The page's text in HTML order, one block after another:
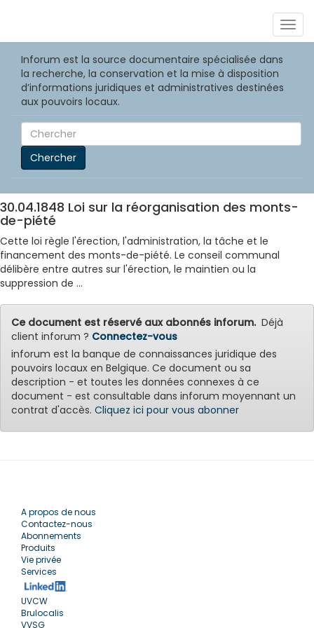
Inforum est la source documentaire spécialisée dans
la recherche, la conservation et la mise à disposition
d’informations juridiques et administratives destinées
aux pouvoirs locaux.
Chercher
30.04.1848 Loi sur la réorganisation des monts-
de-piété
Cette loi règle l'érection, l'administration, la tâche et le
financement des monts-de-piété. Le conseil communal
délibère entre autres sur l'érection, le maintien ou la
suppression de ...
Ce document est réservé aux abonnés inforum.Déjà
client inforum ? Connectez-vous
inforum est la banque de connaissances juridique des
pouvoirs locaux en Belgique. Ce document ou sa
description - et toutes les données connexes à ce
document - est consultable dans inforum moyennant un
contrat d'accès. Cliquez ici pour vous abonner
A propos de nous
Contactez-nous
Abonnements
Produits
Vie privée
Services
UVCW
Brulocalis
VVSG